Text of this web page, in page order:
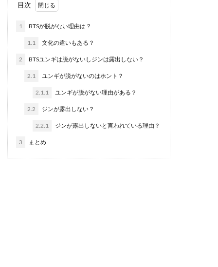
目次
1 BTSが脱がない理由は？
1.1 文化の違いもある？
2 BTSユンギは脱がないしジンは露出しない？
2.1 ユンギが脱がないのはホント？
2.1.1 ユンギが脱がない理由がある？
2.2 ジンが露出しない？
2.2.1 ジンが露出しないと言われている理由？
3 まとめ